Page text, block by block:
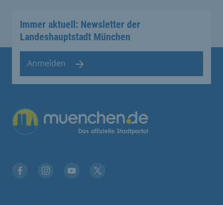
Immer aktuell: Newsletter der
Landeshauptstadt München
Anmelden
Übergreifende Links